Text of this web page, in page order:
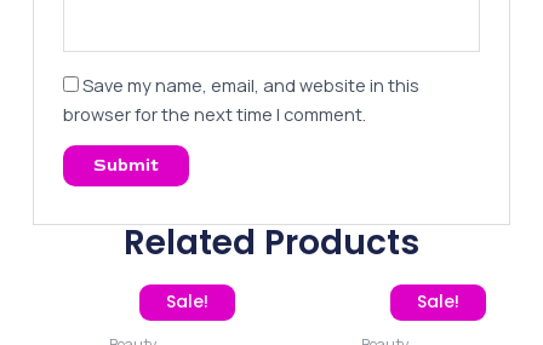
Save my name, email, and website in this
browser for the next time I comment.
Related Products
Sale!
Original price was: 375,00 EGP.
Current price is: 260,00 EGP. Sale!
Original price was:
Current